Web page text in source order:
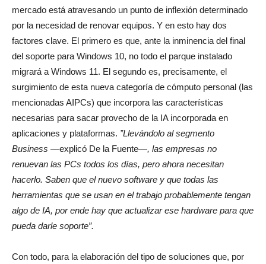
mercado está atravesando un punto de inflexión determinado
por la necesidad de renovar equipos. Y en esto hay dos
factores clave. El primero es que, ante la inminencia del final
del soporte para Windows 10, no todo el parque instalado
migrará a Windows 11. El segundo es, precisamente, el
surgimiento de esta nueva categoría de cómputo personal (las
mencionadas AIPCs) que incorpora las características
necesarias para sacar provecho de la IA incorporada en
aplicaciones y plataformas. ”Llevándolo al segmento
Business —explicó De la Fuente—, las empresas no
renuevan las PCs todos los días, pero ahora necesitan
hacerlo. Saben que el nuevo software y que todas las
herramientas que se usan en el trabajo probablemente tengan
algo de IA, por ende hay que actualizar ese hardware para que
pueda darle soporte”.
Con todo, para la elaboración del tipo de soluciones que, por